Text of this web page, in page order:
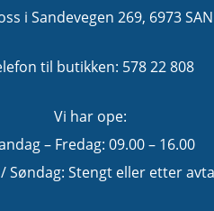
i Sandevegen 269, 6973
til butikken: 578 22 808
Vi har ope:
– Fredag: 09.00 – 16.00
Søndag: Stengt eller etter